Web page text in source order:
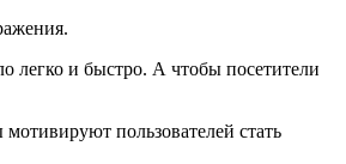
легко и быстро. А чтобы посетители
пользователей стать